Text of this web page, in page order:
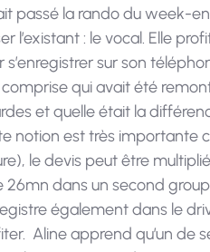
passé la rando du week-
l’existant : le vocal. Elle
s’enregistrer sur son
qui avait été
et quelle était la
notion est très importante
le devis peut être
26mn dans un second
également dans le
Aline apprend qu’un de